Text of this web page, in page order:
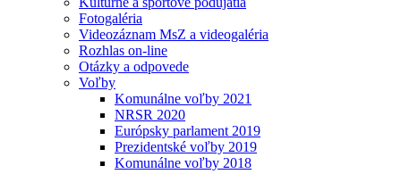
Fotogaléria
Videozáznam MsZ a videogaléria
Rozhlas on-line
Otázky a odpovede
Voľby
Komunálne voľby 2021
NRSR 2020
Európsky parlament 2019
Prezidentské voľby 2019
Komunálne voľby 2018